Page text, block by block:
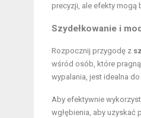
precyzji, ale efekty mogą
Szydełkowanie i
Rozpocznij przygodę z
wśród osób, które
wypalania, jest idealna
Aby efektywnie
wgłębienia, aby uzyskać